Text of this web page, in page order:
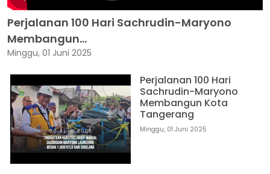
Perjalanan 100 Hari Sachrudin-Maryono
Membangun...
Minggu, 01 Juni 2025
Perjalanan 100 Hari
Sachrudin-Maryono
Membangun Kota
Tangerang
Minggu, 01 Juni 2025